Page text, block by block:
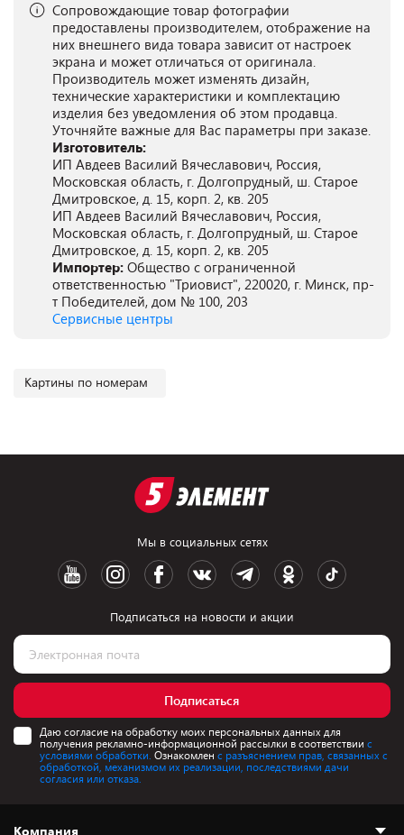
Сопровождающие товар фотографии
предоставлены производителем, отображение на
них внешнего вида товара зависит от настроек
экрана и может отличаться от оригинала.
Производитель может изменять дизайн,
технические характеристики и комплектацию
изделия без уведомления об этом продавца.
Уточняйте важные для Вас параметры при заказе.
Изготовитель:
ИП Авдеев Василий Вячеславович, Россия,
Московская область, г. Долгопрудный, ш. Старое
Дмитровское, д. 15, корп. 2, кв. 205
ИП Авдеев Василий Вячеславович, Россия,
Московская область, г. Долгопрудный, ш. Старое
Дмитровское, д. 15, корп. 2, кв. 205
Импортер: Общество с ограниченной
ответственностью "Триовист", 220020, г. Минск, пр-
т Победителей, дом № 100, 203
Сервисные центры
Картины по номерам
Мы в социальных сетях
Подписаться на новости и акции
Подписаться
Даю согласие на обработку моих персональных данных для
получения рекламно-информационной рассылки в соответствии с
условиями обработки. Ознакомлен с разъяснением прав, связанных с
обработкой, механизмом их реализации, последствиями дачи
согласия или отказа.
Компания